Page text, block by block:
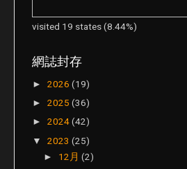
visited 19 states (8.44%)
網誌封存
► 2026 (19)
► 2025 (36)
► 2024(42)
▼ 2023 (25)
► 12月(2)